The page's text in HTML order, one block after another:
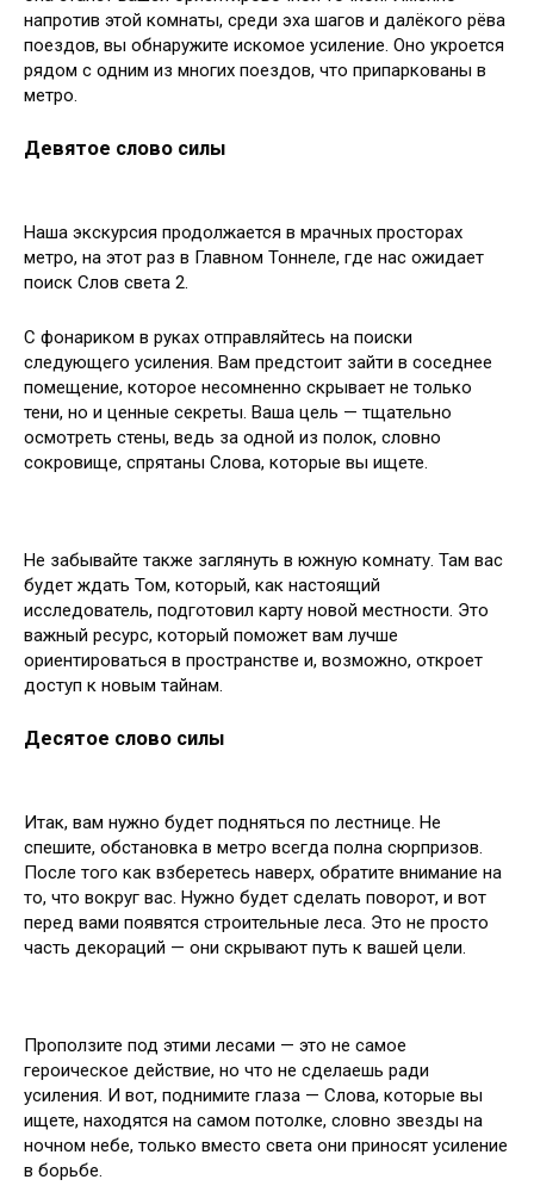
напротив этой комнаты, среди эха шагов и далёкого рёва
поездов, вы обнаружите искомое усиление. Оно укроется
рядом с одним из многих поездов, что припаркованы в
метро.
Девятое слово силы
Наша экскурсия продолжается в мрачных просторах
метро, на этот раз в Главном Тоннеле, где нас ожидает
поиск Слов света 2.
С фонариком в руках отправляйтесь на поиски
следующего усиления. Вам предстоит зайти в соседнее
помещение, которое несомненно скрывает не только
тени, но и ценные секреты. Ваша цель — тщательно
осмотреть стены, ведь за одной из полок, словно
сокровище, спрятаны Слова, которые вы ищете.
Не забывайте также заглянуть в южную комнату. Там вас
будет ждать Том, который, как настоящий
исследователь, подготовил карту новой местности. Это
важный ресурс, который поможет вам лучше
ориентироваться в пространстве и, возможно, откроет
доступ к новым тайнам.
Десятое слово силы
Итак, вам нужно будет подняться по лестнице. Не
спешите, обстановка в метро всегда полна сюрпризов.
После того как взберетесь наверх, обратите внимание на
то, что вокруг вас. Нужно будет сделать поворот, и вот
перед вами появятся строительные леса. Это не просто
часть декораций — они скрывают путь к вашей цели.
Проползите под этими лесами — это не самое
героическое действие, но что не сделаешь ради
усиления. И вот, поднимите глаза — Слова, которые вы
ищете, находятся на самом потолке, словно звезды на
ночном небе, только вместо света они приносят усиление
в борьбе.